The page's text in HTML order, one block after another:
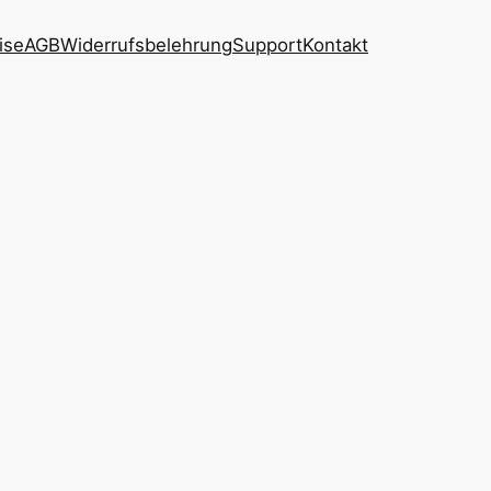
AGBWiderrufsbelehrungSupportKontakt